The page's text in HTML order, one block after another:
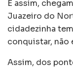
E assim,
Juazeiro do
cidadezinha
conquistar, não
Assim, dos